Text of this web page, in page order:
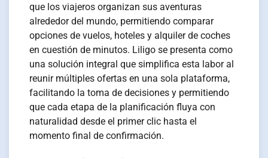
que los viajeros organizan sus aventuras
alrededor del mundo, permitiendo comparar
opciones de vuelos, hoteles y alquiler de coches
en cuestión de minutos. Liligo se presenta como
una solución integral que simplifica esta labor al
reunir múltiples ofertas en una sola plataforma,
facilitando la toma de decisiones y permitiendo
que cada etapa de la planificación fluya con
naturalidad desde el primer clic hasta el
momento final de confirmación.